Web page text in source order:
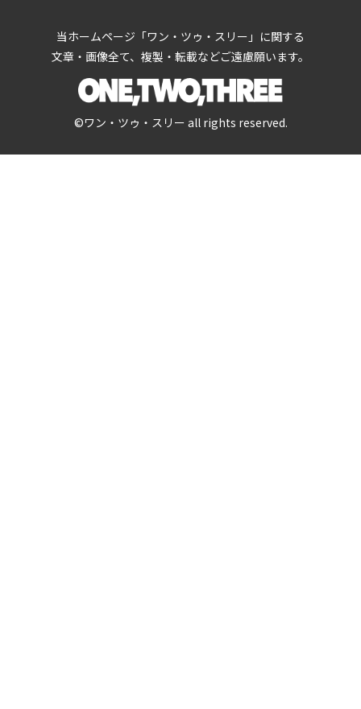
当ホームページ「ワン・ツゥ・スリー」に関する
文章・画像全て、複製・転載などご遠慮願います。
©ワン・ツゥ・スリー all rights reserved.